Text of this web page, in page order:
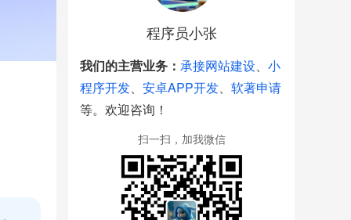
程序员小张
我们的主营业务：承接网站建设、小
程序开发、安卓APP开发、软著申请
等。欢迎咨询！
扫一扫，加我微信